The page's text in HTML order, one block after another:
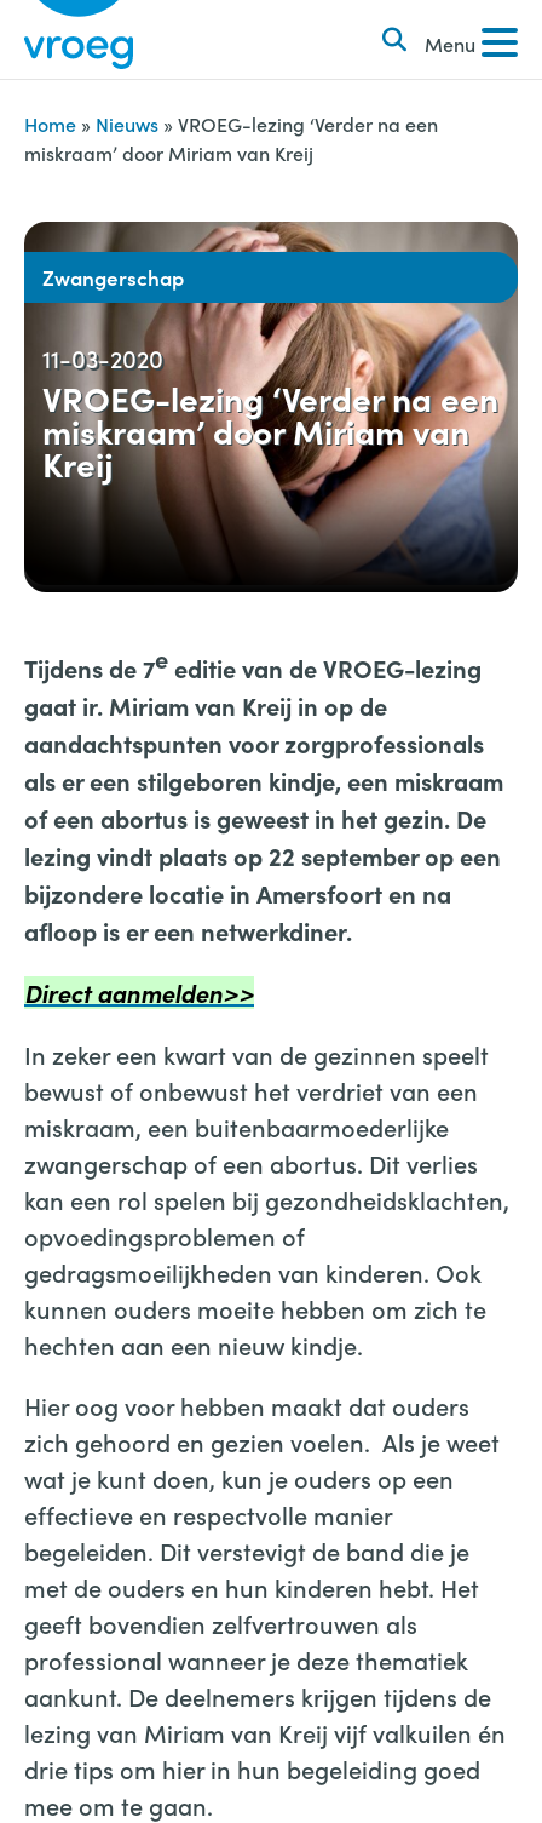
i
Menu
k
e
n
n
a
r
:
Home » Nieuws » VROEG-lezing ‘Verder na een
miskraam’ door Miriam van Kreij
Zwangerschap
11-03-2020
VROEG-lezing ‘Verder na een
miskraam’ door Miriam van
Kreij
Tijdens de 7eeditie van de VROEG-lezing
gaat ir. Miriam van Kreij in op de
aandachtspunten voor zorgprofessionals
als er een stilgeboren kindje, een miskraam
of een abortus is geweest in het gezin. De
lezing vindt plaats op 22 september op een
bijzondere locatie in Amersfoort en na
afloop is er een netwerkdiner.
Direct aanmelden>>
In zeker een kwart van de gezinnen speelt
bewust of onbewust het verdriet van een
miskraam, een buitenbaarmoederlijke
zwangerschap of een abortus. Dit verlies
kan een rol spelen bij gezondheidsklachten,
opvoedingsproblemen of
gedragsmoeilijkheden van kinderen. Ook
kunnen ouders moeite hebben om zich te
hechten aan een nieuw kindje.
Hier oog voor hebben maakt dat ouders
zich gehoord en gezien voelen. Als je weet
wat je kunt doen, kun je ouders op een
effectieve en respectvolle manier
begeleiden. Dit verstevigt de band die je
met de ouders en hun kinderen hebt. Het
geeft bovendien zelfvertrouwen als
professional wanneer je deze thematiek
aankunt. De deelnemers krijgen tijdens de
lezing van Miriam van Kreij vijf valkuilen én
drie tips om hier in hun begeleiding goed
mee om te gaan.